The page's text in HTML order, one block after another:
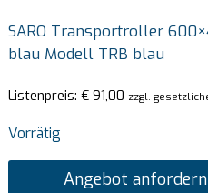
SARO Transportroller
blau Modell TRB blau
Listenpreis: €91,00 zzgl.
Vorrätig
Angebot anfordern